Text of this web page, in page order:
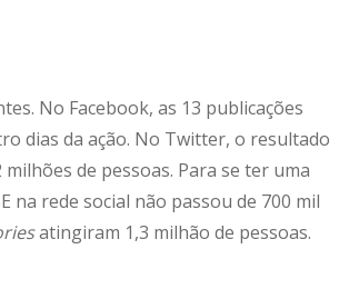
No Facebook, as 13 publicações
dias da ação. No Twitter, o resultado
de pessoas. Para se ter uma
na rede social não passou de 700 mil
atingiram 1,3 milhão de pessoas.